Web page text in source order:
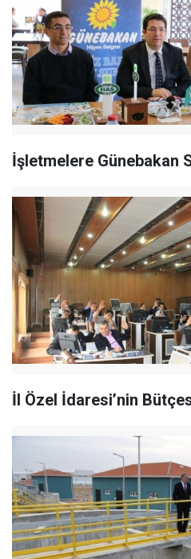
İşletmelere Günebakan
İl Özel İdaresi’nin